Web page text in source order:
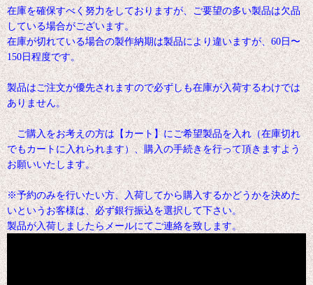
在庫を確保すべく努力をしておりますが、ご要望の多い製品は欠品
している場合がございます。
在庫が切れている場合の製作納期は製品により違いますが、60日〜
150日程度です。
製品はご注文が優先されますので必ずしも在庫が入荷するわけでは
ありません。
ご購入をお考えの方は【カート】にご希望製品を入れ（在庫切れ
でもカートに入れられます）、購入の手続きを行って頂きますよう
お願いいたします。
※予約のみを行いたい方、入荷してから購入するかどうかを決めた
いというお客様は、必ず銀行振込を選択して下さい。
製品が入荷しましたらメールにてご連絡を致します。